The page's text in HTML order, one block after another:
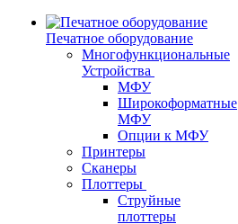
Печатное оборудование
Многофункциональные
Устройства
МФУ
Широкоформатные
МФУ
Опции к МФУ
Принтеры
Сканеры
Плоттеры
Струйные
плоттеры